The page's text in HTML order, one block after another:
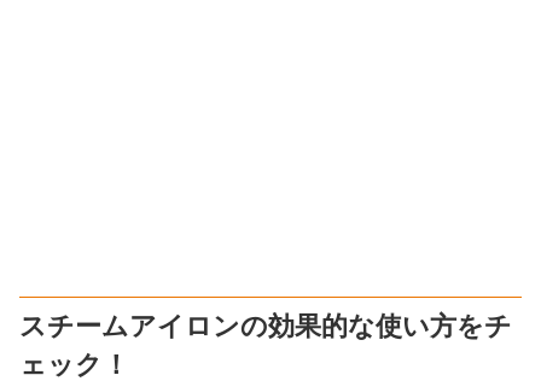
スチームアイロンの効果的な使い方をチ
ェック！